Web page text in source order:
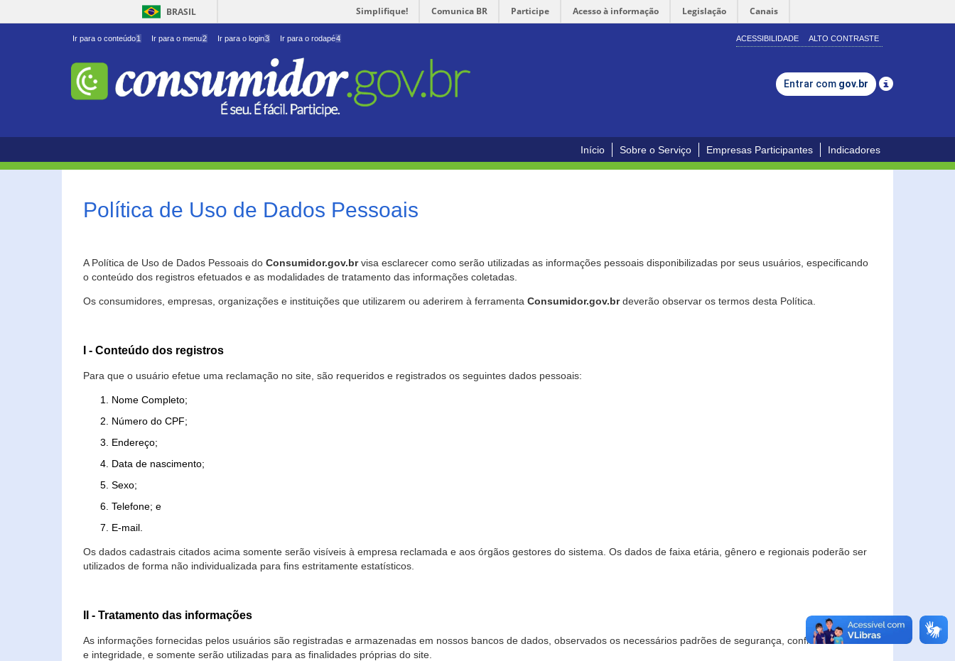
BRASIL Simplifique! Comunica BR Participe Acesso à informação Legislação Canais
Ir para o conteúdo1 Ir para o menu2 Ir para o login3 Ir para o rodapé4 ACESSIBILIDADE ALTO CONTRASTE
Entrar com gov.br
Início Sobre o Serviço Empresas Participantes Indicadores
Política de Uso de Dados Pessoais
A Política de Uso de Dados Pessoais do Consumidor.gov.brvisa esclarecer como serão utilizadas as informações pessoais disponibilizadas por seus usuários, especificando
o conteúdo dos registros efetuados e as modalidades de tratamento das informações coletadas.
Os consumidores, empresas, organizações e instituições que utilizarem ou aderirem à ferramenta Consumidor.gov.brdeverão observar os termos desta Política.
I - Conteúdo dos registros
Para que o usuário efetue uma reclamação no site, são requeridos e registrados os seguintes dados pessoais:
Nome Completo;
Número do CPF;
Endereço;
Data de nascimento;
Sexo;
Telefone; e
E-mail.
Os dados cadastrais citados acima somente serão visíveis à empresa reclamada e aos órgãos gestores do sistema. Os dados de faixa etária, gênero e regionais poderão ser
utilizados de forma não individualizada para fins estritamente estatísticos.
II - Tratamento das informações
As informações fornecidas pelos usuários são registradas e armazenadas em nossos bancos de dados, observados os necessários padrões de segurança, confidencialidade
e integridade, e somente serão utilizadas para as finalidades próprias do site.